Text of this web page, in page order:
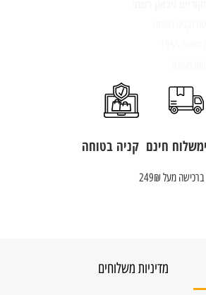
משלוח חינם
ברכישה מעל 249₪
קניה בטוחה
מדיניות משלוחים